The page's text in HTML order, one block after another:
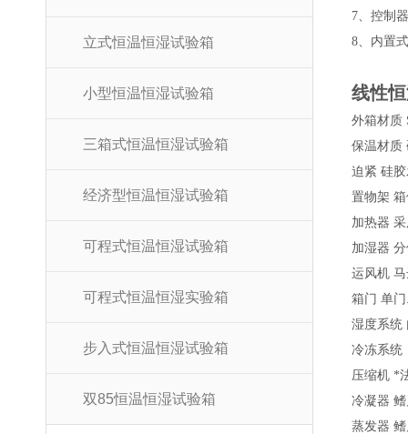
立式恒温恒湿试验箱
小型恒温恒湿试验箱
三箱式恒温恒湿试验箱
经济型恒温恒湿试验箱
可程式恒温恒湿试验箱
可程式恒温恒湿实验箱
步入式恒温恒湿试验箱
双85恒温恒湿试验箱
7、 控制
8、 内置
线性
外箱材质
保温材质
迫紧 硅
置物架
加热器
加湿器
运风机
箱门 单
湿度系统
冷冻系统
压缩机 *
冷凝器
蒸发器